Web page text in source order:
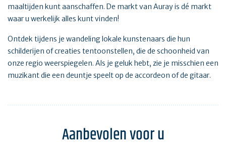
maaltijden kunt aanschaffen. De markt van Auray is dé markt
waar u werkelijk alles kunt vinden!
Ontdek tijdens je wandeling lokale kunstenaars die hun
schilderijen of creaties tentoonstellen, die de schoonheid van
onze regio weerspiegelen. Als je geluk hebt, zie je misschien een
muzikant die een deuntje speelt op de accordeon of de gitaar.
Aanbevolen voor u